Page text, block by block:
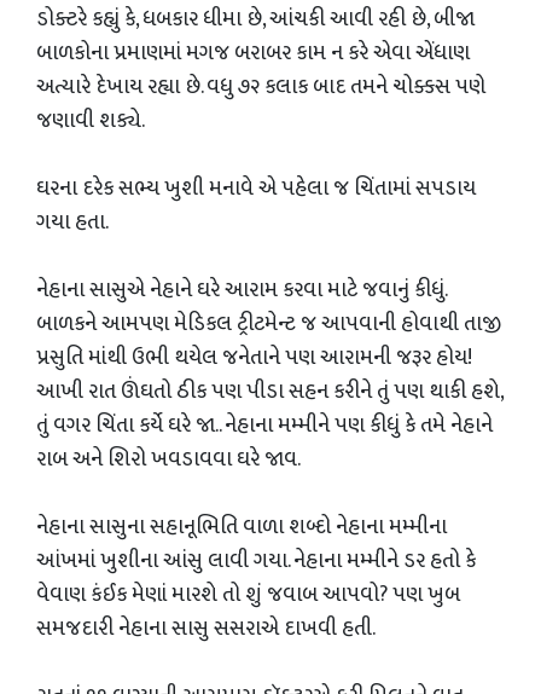
ડોક્ટરે કહ્યું કે, ધબકાર ધીમા છે, આંચકી આવી રહી છે, બીજા
બાળકોના પ્રમાણમાં મગજ બરાબર કામ ન કરે એવા એંધાણ
અત્યારે દેખાય રહ્યા છે. વધુ ૭૨ કલાક બાદ તમને ચોક્કસ પણે
જણાવી શક્યે.
ઘરના દરેક સભ્ય ખુશી મનાવે એ પહેલા જ ચિંતામાં સપડાય
ગયા હતા.
નેહાના સાસુએ નેહાને ઘરે આરામ કરવા માટે જવાનું કીધું.
બાળકને આમપણ મેડિકલ ટ્રીટમેન્ટ જ આપવાની હોવાથી તાજી
પ્રસુતિ માંથી ઉભી થયેલ જનેતાને પણ આરામની જરૂર હોય!
આખી રાત ઊંઘતો ઠીક પણ પીડા સહન કરીને તું પણ થાકી હશે,
તું વગર ચિંતા કર્યે ઘરે જા.. નેહાના મમ્મીને પણ કીધું કે તમે નેહાને
રાબ અને શિરો ખવડાવવા ઘરે જાવ.
નેહાના સાસુના સહાનૂભિતિ વાળા શબ્દો નેહાના મમ્મીના
આંખમાં ખુશીના આંસુ લાવી ગયા. નેહાના મમ્મીને ડર હતો કે
વેવાણ કંઈક મેણાં મારશે તો શું જવાબ આપવો? પણ ખુબ
સમજદારી નેહાના સાસુ સસરાએ દાખવી હતી.